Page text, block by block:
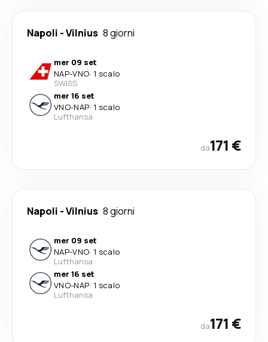
Napoli -Vilnius 8 giorni
mer 09 set
NAP-VNO· 1 scalo
SWISS
mer 16 set
VNO-NAP· 1 scalo
Lufthansa
da171 €
Napoli -Vilnius 8 giorni
mer 09 set
NAP-VNO· 1 scalo
Lufthansa
mer 16 set
VNO-NAP· 1 scalo
Lufthansa
da171 €